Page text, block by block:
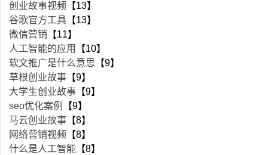
创业故事视频 【13】
谷歌官方工具 【13】
微信营销 【11】
人工智能的应用
【10】
软文推广是什么意思 【9】
草根创业故事 【9】
大学生创业故事 【9】
seo优化案例
【9】
马云创业故事 【8】
网络营销视频 【8】
什么是人工智能 【8】